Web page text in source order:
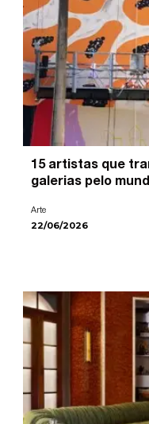
15 artistas que
galerias pelo
Arte
22/06/2026